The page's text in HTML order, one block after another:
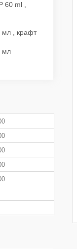
ml ,
, крафт
мл